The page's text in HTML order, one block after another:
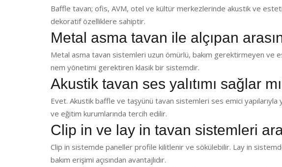
Baffle tavan; ofis, AVM, otel ve kültür merkezlerinde akustik ve
dekoratif özelliklere sahiptir.
Metal asma tavan ile alçıpan
Metal asma tavan sistemleri uzun ömürlü, bakım gerektirmeyen ve
nem yönetimi gerektiren klasik bir sistemdir.
Akustik tavan ses yalıtımı sağlar
Evet. Akustik baffle ve taşyünü tavan sistemleri ses emici yapılarıyla
ve eğitim kurumlarında tercih edilir.
Clip in ve lay in tavan sistemleri
Clip in sistemde paneller profile kilitlenir ve sökülebilir. Lay in
bakım erişimi açısından avantajlıdır.